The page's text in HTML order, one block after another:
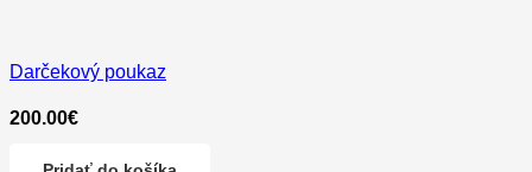
Darčekový poukaz
200.00€